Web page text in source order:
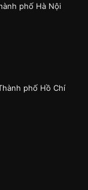
phố Hà Nội
phố Hồ Chí